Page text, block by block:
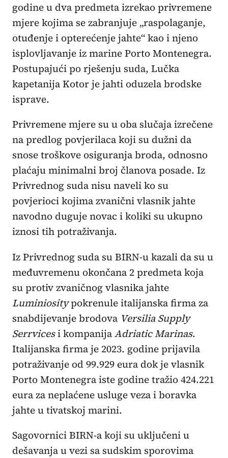
godine u dva predmeta izrekao privremene
mjere kojima se zabranjuje „raspolaganje,
otuđenje i opterećenje jahte“ kao i njeno
isplovljavanje iz marine Porto Montenegra.
Postupajući po rješenju suda, Lučka
kapetanija Kotor je jahti oduzela brodske
isprave.
Privremene mjere su u oba slučaja izrečene
na predlog povjerilaca koji su dužni da
snose troškove osiguranja broda, odnosno
plaćaju minimalni broj članova posade. Iz
Privrednog suda nisu naveli ko su
povjerioci kojima zvanični vlasnik jahte
navodno duguje novac i koliki su ukupno
iznosi tih potraživanja.
Iz Privrednog suda su BIRN-u kazali da su u
međuvremenu okončana 2 predmeta koja
su protiv zvaničnog vlasnika jahte
Luminiositypokrenule italijanska firma za
snabdijevanje brodova Versilia Supply
Serrvicesi kompanijaAdriatic Marinas.
Italijanska firma je 2023. godine prijavila
potraživanje od 99.929 eura dok je vlasnik
Porto Montenegra iste godine tražio 424.221
eura za neplaćene usluge veza i boravka
jahte u tivatskoj marini.
Sagovornici BIRN-a koji su uključeni u
dešavanja u vezi sa sudskim sporovima